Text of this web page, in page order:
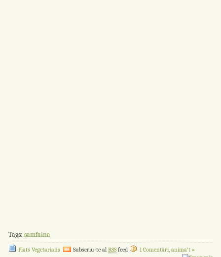
Tags: samfaina
Plats Vegetarians Subscriu-te al RSSfeed 1 Comentari, anima't »